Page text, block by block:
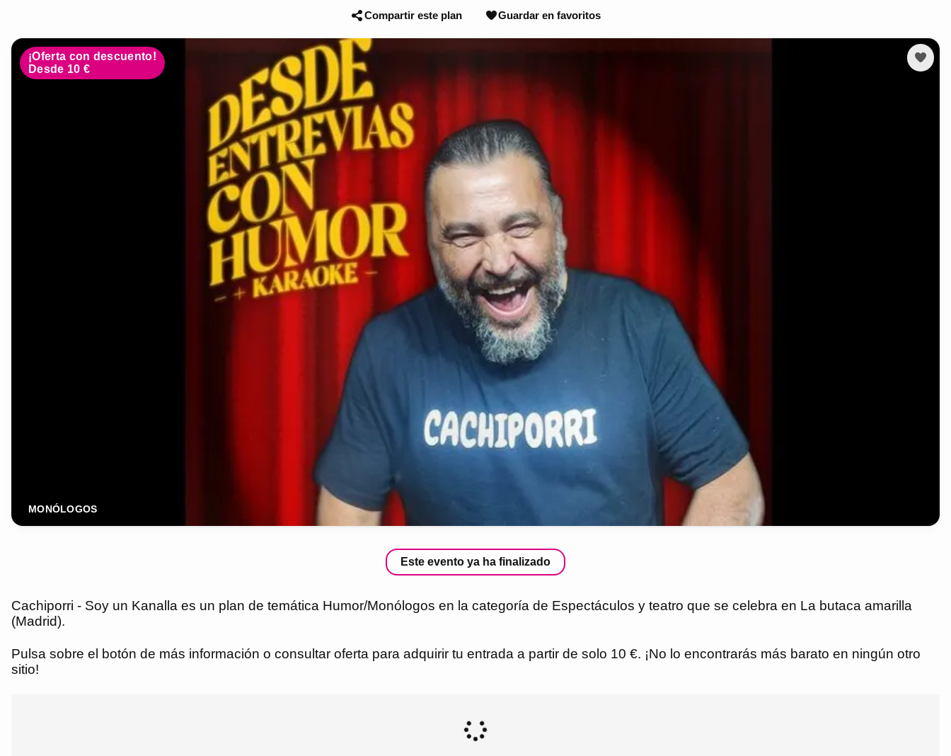
Compartir este plan Guardar en favoritos
¡Oferta con descuento!
Desde 10 €
MONÓLOGOS
Este evento ya ha finalizado
Cachiporri - Soy un Kanalla es un plan de temática Humor/Monólogos en la categoría de Espectáculos y teatro que se celebra en La butaca amarilla
(Madrid).
Pulsa sobre el botón de más información o consultar oferta para adquirir tu entrada a partir de solo 10 €. ¡No lo encontrarás más barato en ningún otro
sitio!